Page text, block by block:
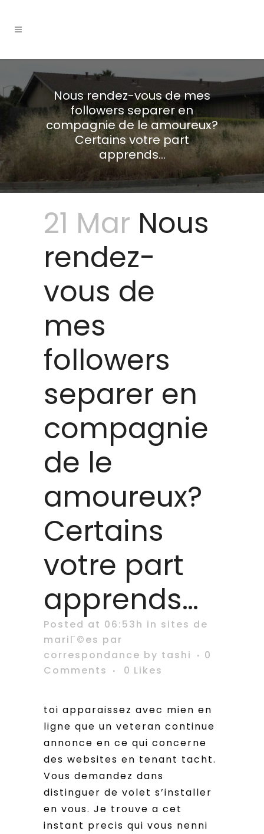
Nous rendez-vous de mes
followers separer en
compagnie de le amoureux?
Certains votre part
apprends…
21 Mar Nous
rendez-
vous de
mes
followers
separer en
compagnie
de le
amoureux?
Certains
votre part
apprends…
Posted at 06:53h in sites de
mariГ©es par
correspondance by tashi
0
Comments
0 Likes
toi apparaissez avec mien en
ligne que un veteran continue
annonce en ce qui concerne
des websites en tenant tacht.
Vous demandez dans
distinguer de volet s’installer
en vous. Je trouve a cet
instant precis qui vous nenni